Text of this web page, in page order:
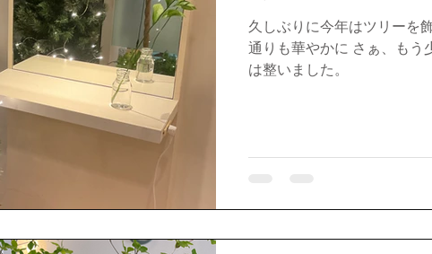
久しぶりに今年はツリーを
通りも華やかに さぁ、もう
は整いました。